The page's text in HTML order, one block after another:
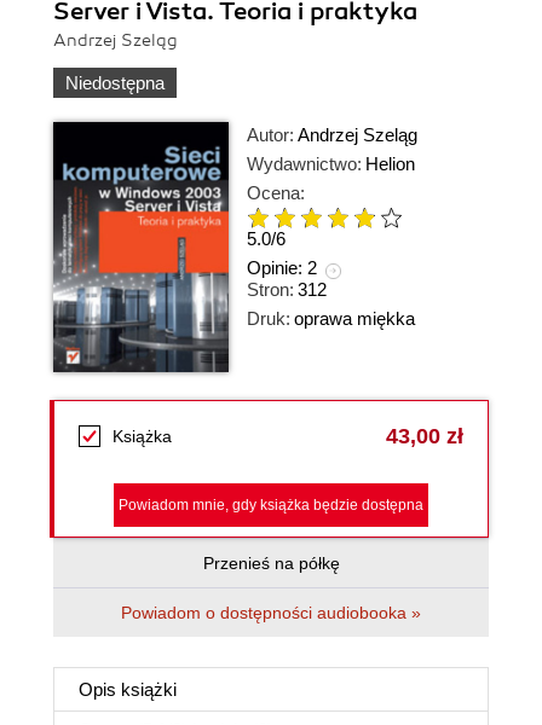
Server i Vista. Teoria i praktyka
Andrzej Szeląg
Niedostępna
Autor: Andrzej Szeląg
Wydawnictwo: Helion
Ocena:
5.0/6
Opinie: 2
Stron: 312
Druk: oprawa miękka
Książka 43,00 zł
Powiadom mnie, gdy książka będzie dostępna
Przenieś na półkę
Powiadom o dostępności audiobooka »
Opis książki